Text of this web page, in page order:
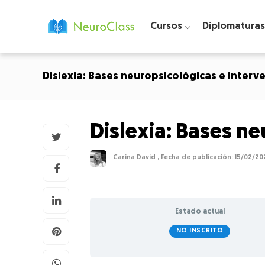
Cursos ⌵ Diplomaturas
Dislexia: Bases neuropsicológicas e
Dislexia: Bases
Carina David , 15/02/
Estado actual
NO INSCRITO